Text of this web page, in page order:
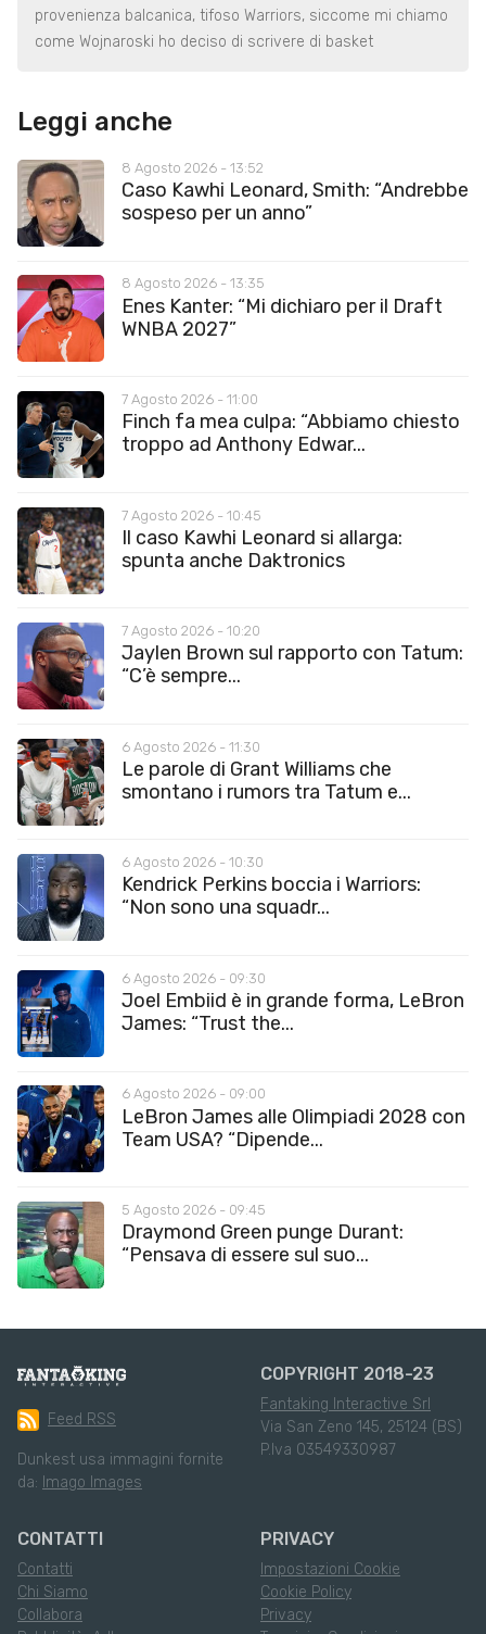
provenienza balcanica, tifoso Warriors, siccome mi chiamo
come Wojnaroski ho deciso di scrivere di basket
Leggi anche
8 Agosto 2026 - 13:52
Caso Kawhi Leonard, Smith: “Andrebbe
sospeso per un anno”
8 Agosto 2026 - 13:35
Enes Kanter: “Mi dichiaro per il Draft
WNBA 2027”
7 Agosto 2026 - 11:00
Finch fa mea culpa: “Abbiamo chiesto
troppo ad Anthony Edwar...
7 Agosto 2026 - 10:45
Il caso Kawhi Leonard si allarga:
spunta anche Daktronics
7 Agosto 2026 - 10:20
Jaylen Brown sul rapporto con Tatum:
“C’è sempre...
6 Agosto 2026 - 11:30
Le parole di Grant Williams che
smontano i rumors tra Tatum e...
6 Agosto 2026 - 10:30
Kendrick Perkins boccia i Warriors:
“Non sono una squadr...
6 Agosto 2026 - 09:30
Joel Embiid è in grande forma, LeBron
James: “Trust the...
6 Agosto 2026 - 09:00
LeBron James alle Olimpiadi 2028 con
Team USA? “Dipende...
5 Agosto 2026 - 09:45
Draymond Green punge Durant:
“Pensava di essere sul suo...
Feed RSS
Dunkest usa immagini fornite
da: Imago Images
COPYRIGHT 2018-23
Fantaking Interactive Srl
Via San Zeno 145, 25124 (BS)
P.Iva 03549330987
CONTATTI
Contatti
Chi Siamo
Collabora
PRIVACY
Impostazioni Cookie
Cookie Policy
Privacy